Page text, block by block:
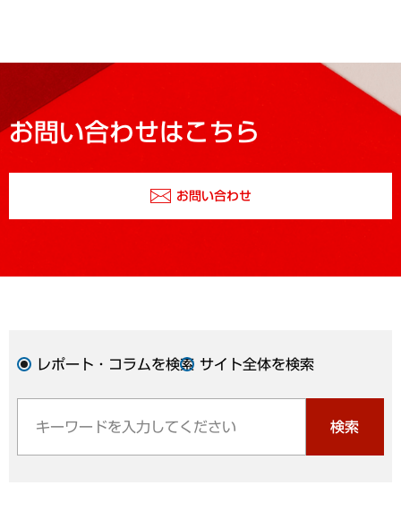
お問い合わせはこちら
お問い合わせ
レポート・コラムを検索 サイト全体を検索
検索